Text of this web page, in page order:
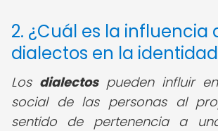
2. ¿Cuál es la influencia
dialectos en la
Los dialectospueden influir
social de las personas al
sentido de pertenencia a